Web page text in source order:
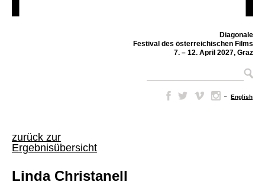
Diagonale
Festival des österreichischen Films
7. – 12. April 2027, Graz
– English
zurück zur
Ergebnisübersicht
Linda Christanell